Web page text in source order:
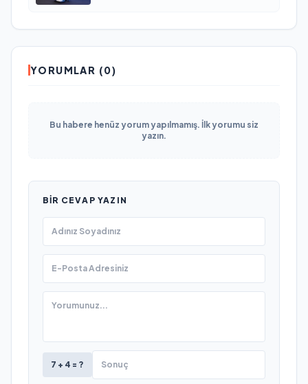
YORUMLAR (0)
Bu habere henüz yorum yapılmamış. İlk yorumu siz
yazın.
BIR CEVAP YAZIN
7 + 4 = ?